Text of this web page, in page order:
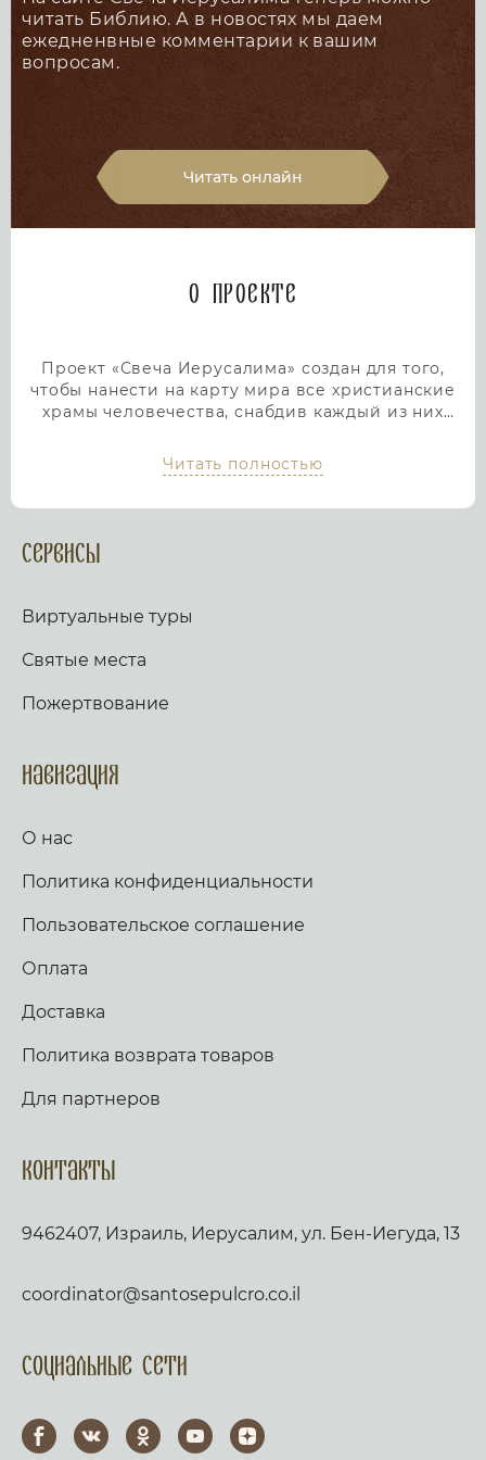
читать Библию. А в новостях мы даем
ежедненвные комментарии к вашим
вопросам.
Читать онлайн
О проекте
Проект «Свеча Иерусалима» создан для того,
чтобы нанести на карту мира все христианские
храмы человечества, снабдив каждый из них
мы дадим людям возможность посетить любой
храм или дольмен не выходя из дома, просто
помощь в возжжения свечей за здравие и
упокой в христианских храмах Иерусалима и
вопросом. Письма помещаются в Стену Плача,
Благодатным огнем.
товаров, освященных на камне Миропомазания.
Читать полностью
Сервисы
Виртуальные туры
Святые места
Пожертвование
Навигация
О нас
Политика конфиденциальности
Пользовательское соглашение
Оплата
Доставка
Политика возврата товаров
Для партнеров
Контакты
9462407, Израиль, Иерусалим, ул. Бен-Иегуда, 13
coordinator@santosepulcro.co.il
Социальные сети